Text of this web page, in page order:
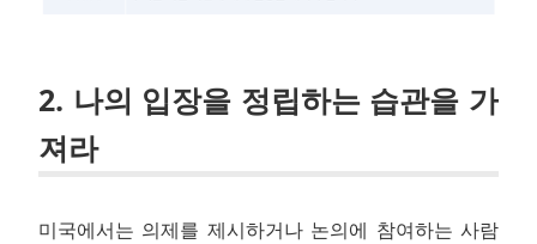
2. 나의 입장을 정립하는 습관을 가
져라
미국에서는 의제를 제시하거나 논의에 참여하는 사람